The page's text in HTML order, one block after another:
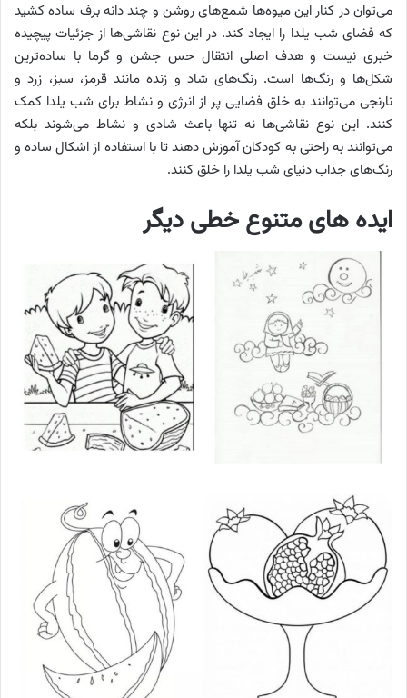
می‌توان در کنار این میوه‌ها شمع‌های روشن و چند دانه برف ساده کشید
که فضای شب یلدا را ایجاد کند. در این نوع نقاشی‌ها از جزئیات پیچیده
خبری نیست و هدف اصلی انتقال حس جشن و گرما با ساده‌ترین
شکل‌ها و رنگ‌ها است. رنگ‌های شاد و زنده مانند قرمز، سبز، زرد و
نارنجی می‌توانند به خلق فضایی پر از انرژی و نشاط برای شب یلدا کمک
کنند. این نوع نقاشی‌ها نه تنها باعث شادی و نشاط می‌شوند بلکه
می‌توانند به راحتی به کودکان آموزش دهند تا با استفاده از اشکال ساده و
رنگ‌های جذاب دنیای شب یلدا را خلق کنند.
ایده های متنوع خطی دیگر